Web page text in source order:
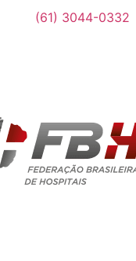
(61) 3044-0332